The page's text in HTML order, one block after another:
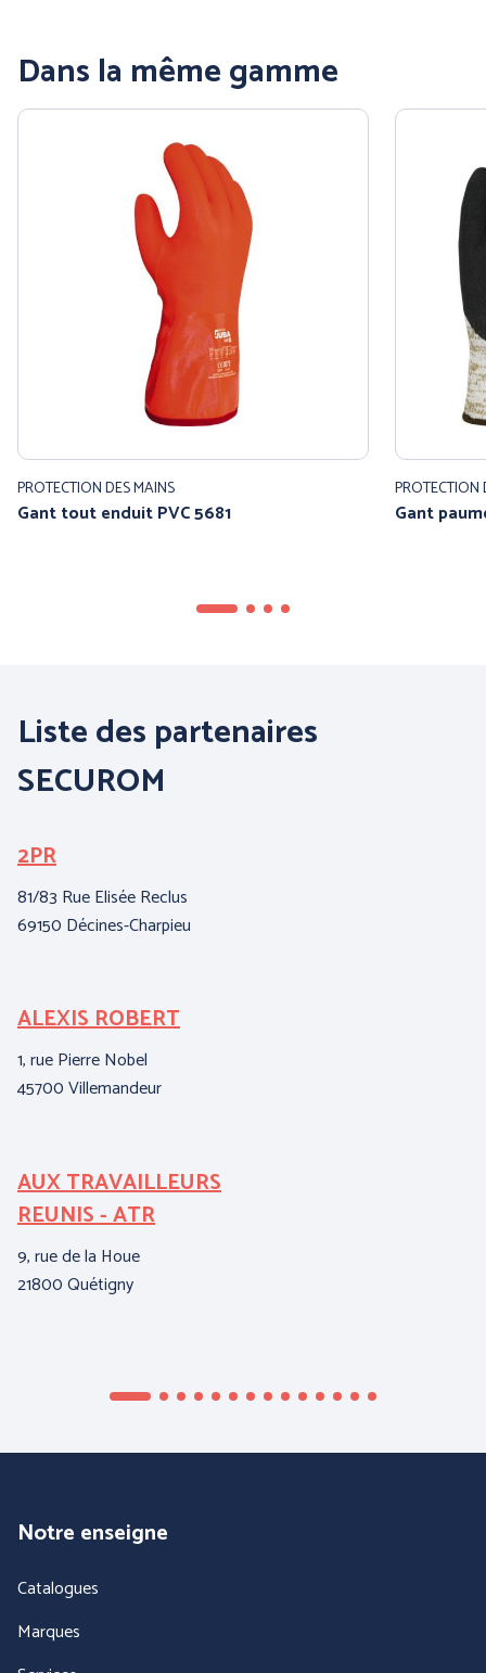
PANTHER (ABOUTBLU)
Voir toutes nos marques
Dans la même gamme
PROTECTION DES MAINS
Gant tout enduit PVC 5681
PROTECTION
Gant
Liste des partenaires
SECUROM
2PR
81/83 Rue Elisée Reclus
69150 Décines-Charpieu
ALEXIS ROBERT
1, rue Pierre Nobel
45700 Villemandeur
AUX TRAVAILLEURS
REUNIS - ATR
9, rue de la Houe
21800 Quétigny
Notre enseigne
Catalogues
Marques